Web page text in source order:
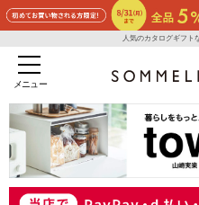
人気のカタログギフト
メニュー